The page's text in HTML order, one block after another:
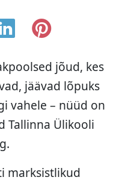
jõud, kes
jäävad lõpuks
vahele – nüüd on
Tallinna Ülikooli
marksistlikud